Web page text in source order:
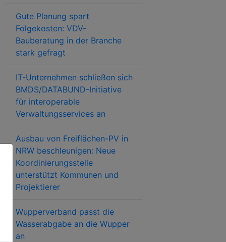
Gute Planung spart
Folgekosten: VDV-
Bauberatung in der Branche
stark gefragt
IT-Unternehmen schließen sich
BMDS/DATABUND-Initiative
für interoperable
Verwaltungsservices an
Ausbau von Freiflächen-PV in
NRW beschleunigen: Neue
Koordinierungsstelle
unterstützt Kommunen und
Projektierer
Wupperverband passt die
Wasserabgabe an die Wupper
an